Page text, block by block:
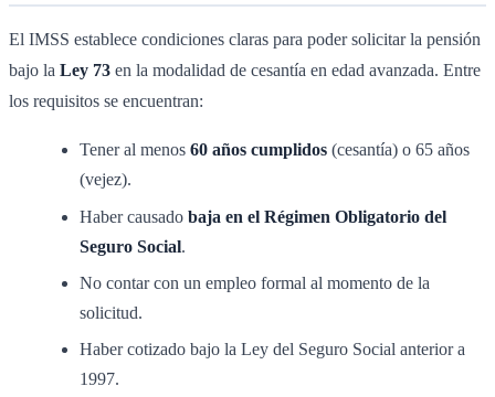
El IMSS establece condiciones claras para poder solicitar la pensión
bajo la Ley 73 en la modalidad de cesantía en edad avanzada. Entre
los requisitos se encuentran:
Tener al menos 60 años cumplidos (cesantía) o 65 años
(vejez).
Haber causado baja en el Régimen Obligatorio del
Seguro Social.
No contar con un empleo formal al momento de la
solicitud.
Haber cotizado bajo la Ley del Seguro Social anterior a
1997.